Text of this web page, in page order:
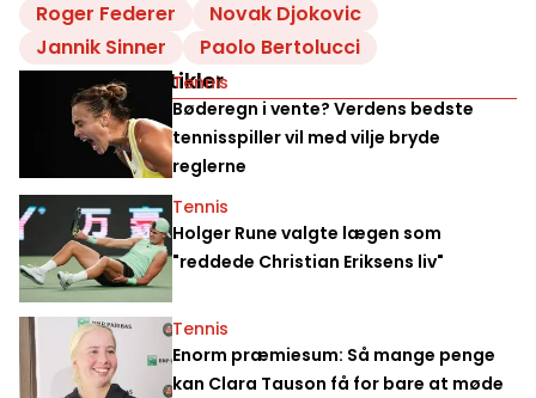
Roger Federer
Novak Djokovic
Jannik Sinner
Paolo Bertolucci
Relaterede artikler
Tennis
Bøderegn i vente? Verdens bedste
tennisspiller vil med vilje bryde
reglerne
Tennis
Holger Rune valgte lægen som
"reddede Christian Eriksens liv"
Tennis
Enorm præmiesum: Så mange penge
kan Clara Tauson få for bare at møde